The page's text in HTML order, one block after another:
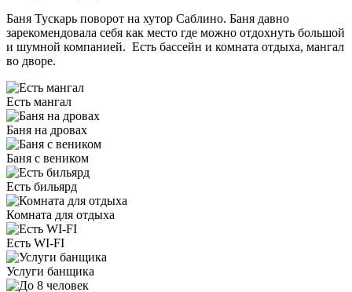
Баня Тускарь поворот на хутор Саблино. Баня давно
зарекомендовала себя как место где можно отдохнуть большой
и шумной компанией. Есть бассейн и комната отдыха, мангал
во дворе.
Есть мангал
Баня на дровах
Баня с веником
Есть бильярд
Комната для отдыха
Есть WI-FI
Услуги банщика